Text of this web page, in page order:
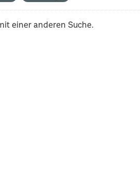
einer anderen Suche.